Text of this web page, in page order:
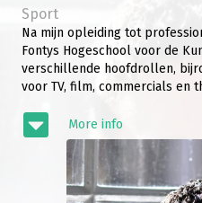
Sport
Na mijn opleiding tot
Fontys Hogeschool voor de
verschillende hoofdrollen,
voor TV, film, commercials en
More info